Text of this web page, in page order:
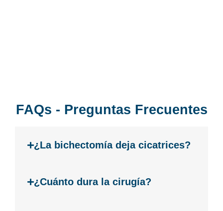
FAQs - Preguntas Frecuentes
¿La bichectomía deja cicatrices?
¿Cuánto dura la cirugía?